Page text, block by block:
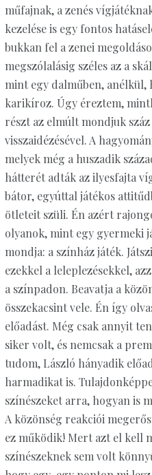
műfajnak, a zenés
kezelése is egy fontos
bukkan fel a zenei
megszólalásig széles az a
mint egy dalműben,
karikíroz. Úgy éreztem,
részt az elmúlt mondjuk
visszaidézésével. A
melyek még a huszadik
hátterét adták az ilyesfajta
bátor, egyúttal játékos
ötleteit szüli. Én azért
olyanok, mint egy gyermeki
mondja: a színház játék.
ezekkel a leleplezésekkel,
a színpadon. Beavatja a
összekacsint vele. Én így
előadást. Még csak annyit
siker volt, és nemcsak a
tudom, László hányadik
harmadikat is.
színészeket arra, hogyan is
A közönség reakciói
ez működik! Mert azt el kell
színészeknek sem volt